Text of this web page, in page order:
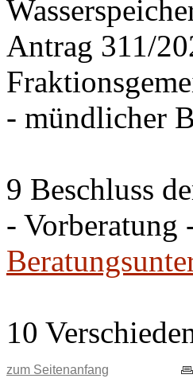
Antrag 311/
- mündlicher
9 Beschluss
- Vorberatung
10
zum Seitenanfang